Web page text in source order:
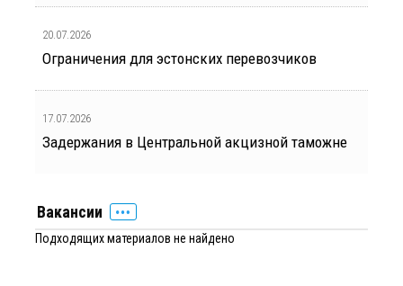
20.07.2026
Ограничения для эстонских перевозчиков
17.07.2026
Задержания в Центральной акцизной таможне
Вакансии
Подходящих материалов не найдено